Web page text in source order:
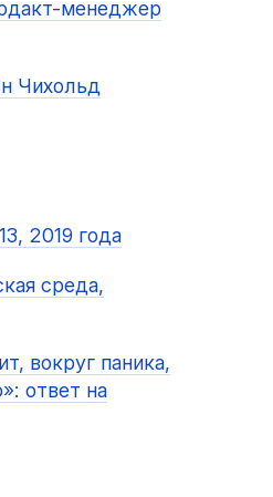
менеджер
Чихольд
2019 года
среда,
вокруг паника,
ответ на